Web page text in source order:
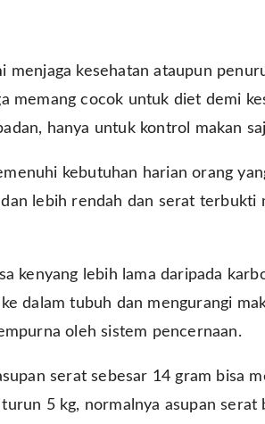
kesehatan ataupun
memang cocok untuk diet demi
hanya untuk kontrol makan
kebutuhan harian orang
lebih rendah dan serat terbukti
kenyang lebih lama daripada
dalam tubuh dan mengurangi
oleh sistem pencernaan.
serat sebesar 14 gram bisa
5 kg, normalnya asupan serat